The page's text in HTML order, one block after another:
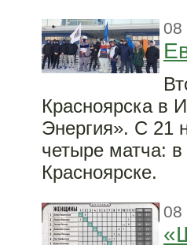
08
Красноярска в
Энергия». С 21
четыре матча:
Красноярске.
08